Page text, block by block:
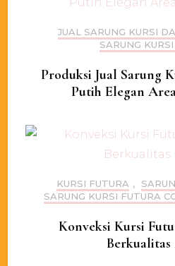
JUAL SARUNG KURSI
SARUNG
Produksi Jual Sarung
Putih Elegan
KURSI FUTURA ,
SARUNG KURSI FUTURA
Konveksi Kursi
Berkualitas